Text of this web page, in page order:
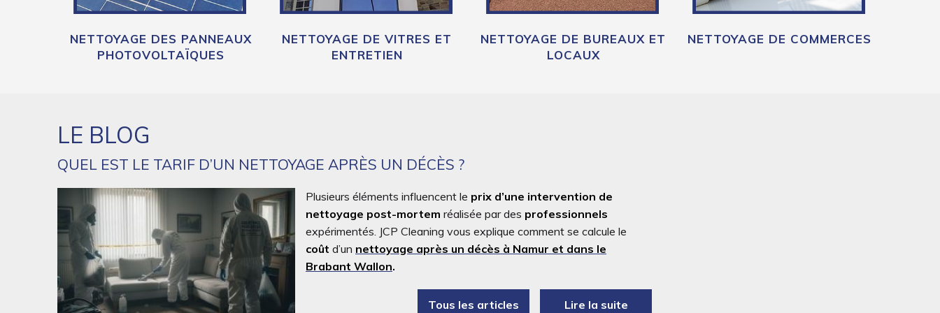
NETTOYAGE DES PANNEAUX
PHOTOVOLTAÏQUES
NETTOYAGE DE VITRES ET
ENTRETIEN
NETTOYAGE DE BUREAUX ET
LOCAUX
NETTOYAGE DE COMMERCES
LE BLOG
QUEL EST LE TARIF D’UN NETTOYAGE APRÈS UN DÉCÈS ?
Plusieurs éléments influencent le prix d’une intervention de
nettoyage post-mortem réalisée par des professionnels
expérimentés. JCP Cleaning vous explique comment se calcule le
coût d’un nettoyage après un décès à Namur et dans le
Brabant Wallon.
Tous les articles Lire la suite